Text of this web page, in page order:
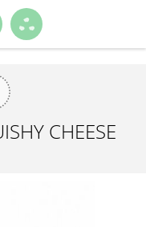
CHEESE